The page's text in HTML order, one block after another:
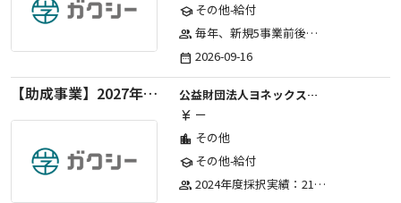
schoolその他-給付
group 毎年、新規5事業前後への助成金交付を予定とし、初年度5事業、2年目合計10事業前後、3年目合計15事業前後、4年目以降は15事業前後にて実施する。 2025年度採択実績：5事業、2026年度採択実績：5事業
date_range 2026-09-16
【助成事業】2027年度（通年）国際交流普及事業に関する助成金
公益財団法人ヨネックススポーツ振興財団
currency_yen ー
location_city その他
schoolその他-給付
group 2024年度採択実績：21事業（前期11・後期10）、2025年度採択実績：30事業（前期15・後期15）、2026年度採択実績：40事業 ※2026年度より、前期・後期の区分を廃止し、年1回の申請受付となりました。